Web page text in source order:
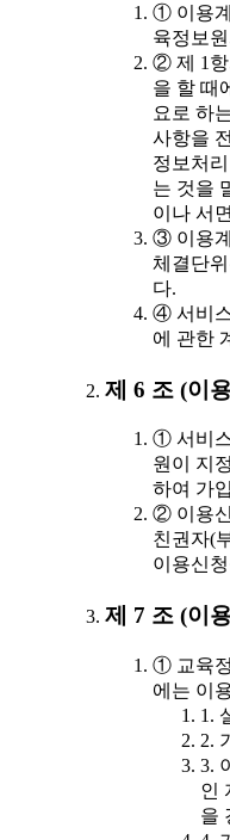
① 이용
육정보
② 제 1항
을 할 때
요로 하
사항을
정보처
는 것을
이나 서
③ 이용
체결단
다.
④ 서비
에 관한
제 6 조 (이
① 서비
원이 지
하여 가
② 이용
친권자(
이용신
제 7 조 (이
① 교육
에는 이
1.
2.
3.
인
을